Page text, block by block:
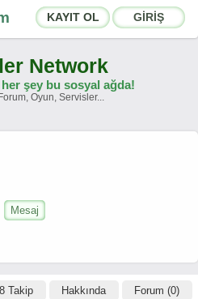
KAYIT OL GİRİŞ
İletişim
-English
Network
şey bu sosyal ağda!
Oyun, Servisler...
Mesaj
Takip Hakkında Forum (0)